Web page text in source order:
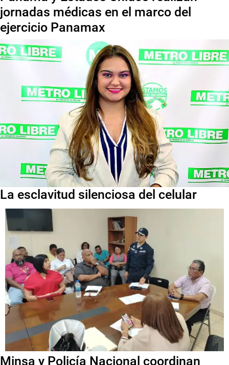
jornadas médicas en el marco del
ejercicio Panamax
La esclavitud silenciosa del celular
Minsa y Policía Nacional coordinan